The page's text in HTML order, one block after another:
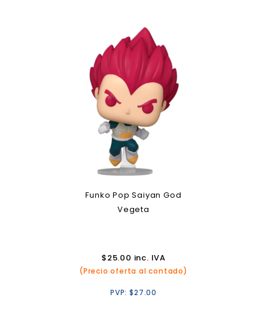
Funko Pop Saiyan God
Vegeta
$25.00 inc. IVA
(Precio oferta al contado)
PVP:$27.00